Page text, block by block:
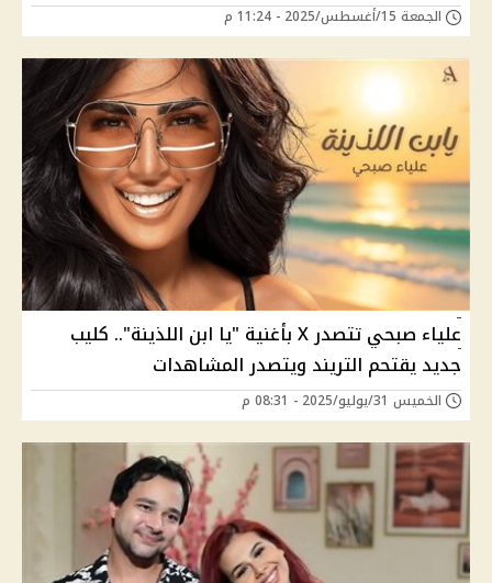
الجمعة 15/أغسطس/2025 - 11:24 م
علياء صبحي تتصدر X بأغنية "يا ابن اللذينة".. كليب
جديد يقتحم التريند ويتصدر المشاهدات
الخميس 31/يوليو/2025 - 08:31 م